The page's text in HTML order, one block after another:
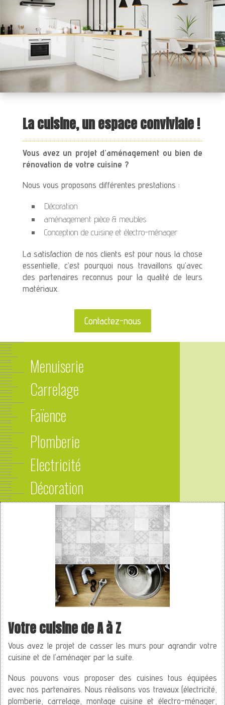
La cuisine, un espace conviviale !
Vous avez un projet d’aménagement ou bien de
rénovation de votre cuisine ?
Nous vous proposons différentes prestations :
Décoration
aménagement pièce & meubles
Conception de cuisine et électro-ménager
La satisfaction de nos clients est pour nous la chose
essentielle, c’est pourquoi nous travaillons qu’avec
des partenaires reconnus pour la qualité de leurs
matériaux.
Contactez-nous
Menuiserie
Carrelage
Faïence
Plomberie
Electricité
Décoration
Votre cuisine de A à Z
Vous avez le projet de casser les murs pour agrandir votre
cuisine et de l’aménager par la suite.
Nous pouvons vous proposer des cuisines tous équipées
avec nos partenaires. Nous réalisons vos travaux (électricité,
plomberie, carrelage, montage cuisine et électro-ménager,